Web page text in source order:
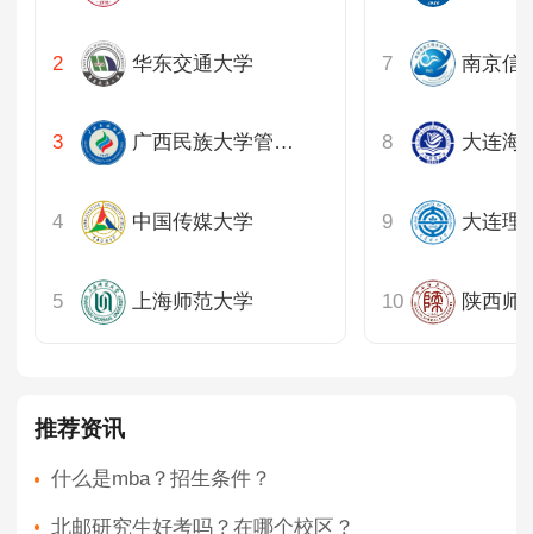
华东交通大学
广西民族大学管理学院
中国传媒大学
上海师范大学
南京信
大连海
陕西师
推荐资讯
什么是mba？招生条件？
北邮研究生好考吗？在哪个校区？